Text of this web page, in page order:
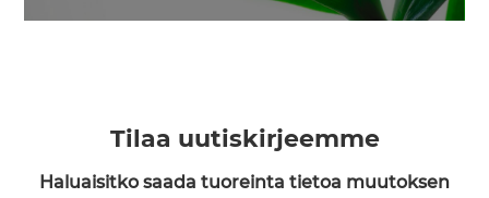
Tilaa uutiskirjeemme
Haluaisitko saada tuoreinta tietoa muutoksen